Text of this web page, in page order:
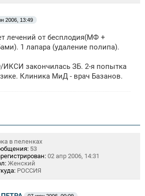
2006, 13:49
лечений от бесплодия(МФ +
1 лапара (удаление полипа).
ИКСИ закончилась ЗБ. 2-я попытка
Клиника МиД - врач Базанов.
в пеленках
53
02 апр 2006, 14:31
Женский
РОССИЯ
С